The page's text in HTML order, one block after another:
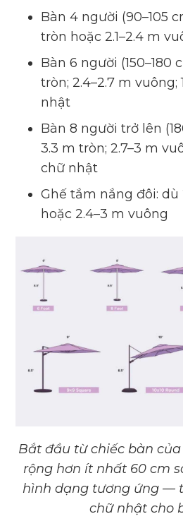
Bàn 4 người (90–105
tròn hoặc 2.1–2.4 m
Bàn 6 người (150–180
tròn; 2.4–2.7 m vuông;
nhật
Bàn 8 người trở lên
3.3 m tròn; 2.7–3 m
chữ nhật
Ghế tắm nắng đôi: dù
hoặc 2.4–3 m vuông
Bắt đầu từ chiếc bàn
rộng hơn ít nhất 60 cm
hình dạng tương ứng —
chữ nhật cho